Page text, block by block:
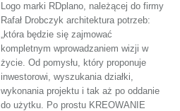
Logo marki RDplano, należącej do firmy
Rafał Drobczyk architektura potrzeb:
„która będzie się zajmować
kompletnym wprowadzaniem wizji w
życie. Od pomysłu, który proponuje
inwestorowi, wyszukania działki,
wykonania projektu i tak aż po oddanie
do użytku. Po prostu KREOWANIE